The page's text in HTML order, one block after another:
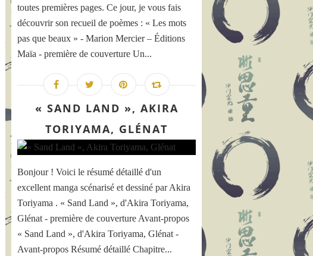
Littérature: la France a un problème avec l'imaginaire (Stéphane
toutes premières pages. Ce jour, je vous fais
découvrir son recueil de poèmes : « Les mots
pas que beaux » - Marion Mercier – Éditions
Maïa - première de couverture Un...
« SAND LAND », AKIRA
TORIYAMA, GLÉNAT
Bonjour ! Voici le résumé détaillé d'un
excellent manga scénarisé et dessiné par Akira
Toriyama . « Sand Land », d'Akira Toriyama,
Glénat - première de couverture Avant-propos
« Sand Land », d'Akira Toriyama, Glénat -
Avant-propos Résumé détaillé Chapitre...